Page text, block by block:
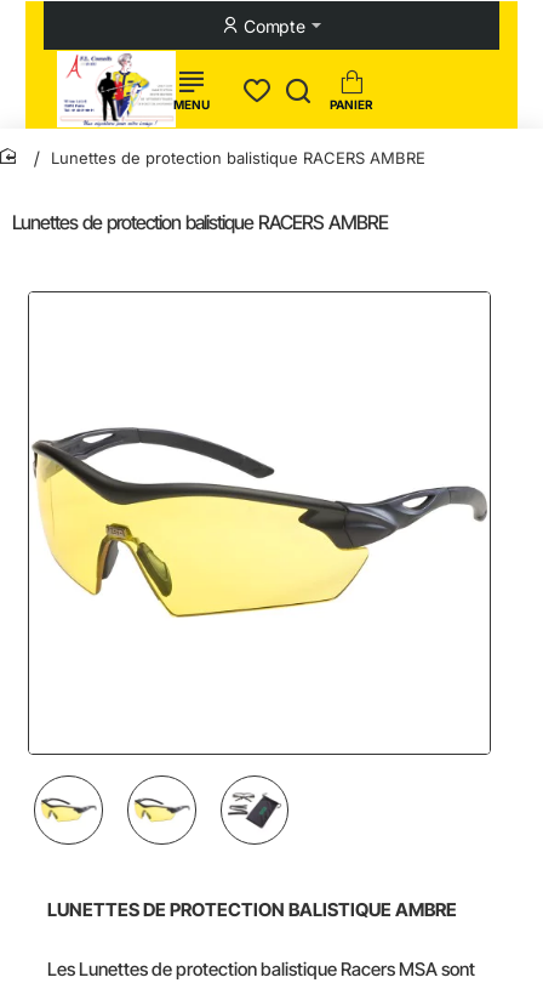
Compte
Lunettes de protection balistique RACERS AMBRE
home
Lunettes de protection balistique RACERS AMBRE
LUNETTES DE PROTECTION BALISTIQUE AMBRE
Les Lunettes de protection balistique Racers MSA sont